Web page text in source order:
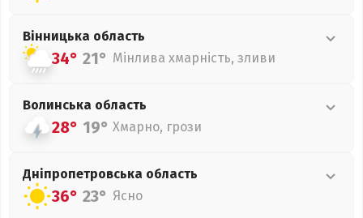
Вінницька область
34° 21° Мінлива хмарність, зливи
Волинська область
28° 19° Хмарно, грози
Дніпропетровська область
36° 23° Ясно